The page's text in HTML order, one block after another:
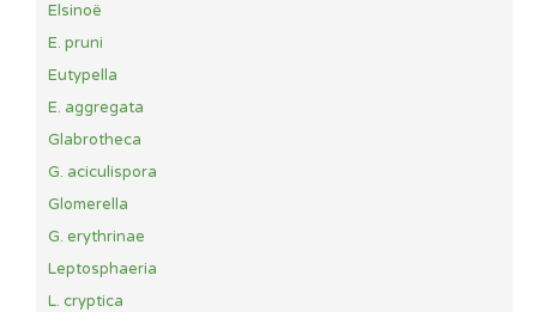
Elsinoë
E. pruni
Eutypella
E. aggregata
Glabrotheca
G. aciculispora
Glomerella
G. erythrinae
Leptosphaeria
L. cryptica